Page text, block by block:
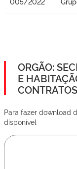
ORGÃO:
E
Para fazer download
disponível